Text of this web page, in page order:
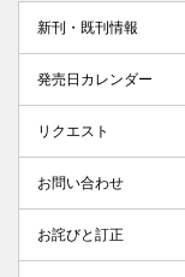
新刊・既刊情報
発売日カレンダー
リクエスト
お問い合わせ
お詫びと訂正